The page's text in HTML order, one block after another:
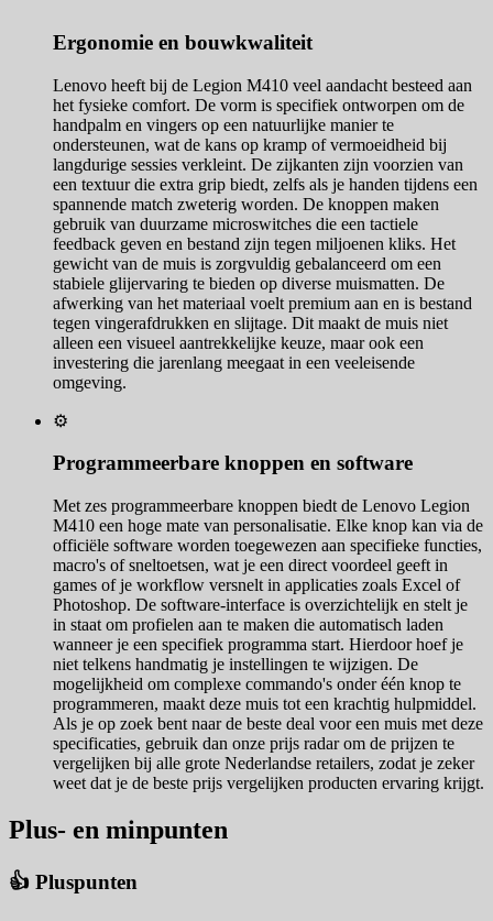
Ergonomie en bouwkwaliteit
Lenovo heeft bij de Legion M410 veel aandacht besteed aan
het fysieke comfort. De vorm is specifiek ontworpen om de
handpalm en vingers op een natuurlijke manier te
ondersteunen, wat de kans op kramp of vermoeidheid bij
langdurige sessies verkleint. De zijkanten zijn voorzien van
een textuur die extra grip biedt, zelfs als je handen tijdens een
spannende match zweterig worden. De knoppen maken
gebruik van duurzame microswitches die een tactiele
feedback geven en bestand zijn tegen miljoenen kliks. Het
gewicht van de muis is zorgvuldig gebalanceerd om een
stabiele glijervaring te bieden op diverse muismatten. De
afwerking van het materiaal voelt premium aan en is bestand
tegen vingerafdrukken en slijtage. Dit maakt de muis niet
alleen een visueel aantrekkelijke keuze, maar ook een
investering die jarenlang meegaat in een veeleisende
omgeving.
⚙️
Programmeerbare knoppen en software
Met zes programmeerbare knoppen biedt de Lenovo Legion
M410 een hoge mate van personalisatie. Elke knop kan via de
officiële software worden toegewezen aan specifieke functies,
macro's of sneltoetsen, wat je een direct voordeel geeft in
games of je workflow versnelt in applicaties zoals Excel of
Photoshop. De software-interface is overzichtelijk en stelt je
in staat om profielen aan te maken die automatisch laden
wanneer je een specifiek programma start. Hierdoor hoef je
niet telkens handmatig je instellingen te wijzigen. De
mogelijkheid om complexe commando's onder één knop te
programmeren, maakt deze muis tot een krachtig hulpmiddel.
Als je op zoek bent naar de beste deal voor een muis met deze
specificaties, gebruik dan onze prijs radar om de prijzen te
vergelijken bij alle grote Nederlandse retailers, zodat je zeker
weet dat je de beste prijs vergelijken producten ervaring krijgt.
Plus- en minpunten
👍 Pluspunten